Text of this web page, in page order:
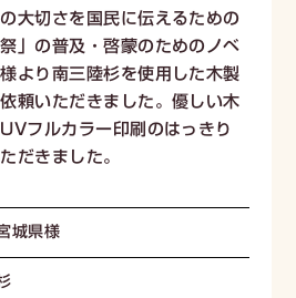
大切さを国民に伝えるための
」の普及・啓蒙のためのノベ
より南三陸杉を使用した木製
頼いただきました。優しい木
フルカラー印刷のはっきり
だきました。
城県様